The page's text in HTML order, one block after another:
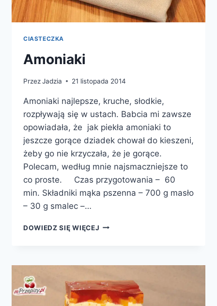
CIASTECZKA
Amoniaki
PrzezJadzia 21 listopada 2014
Amoniaki najlepsze, kruche, słodkie,
rozpływają się w ustach. Babcia mi zawsze
opowiadała, że jak piekła amoniaki to
jeszcze gorące dziadek chował do kieszeni,
żeby go nie krzyczała, że je gorące.
Polecam, według mnie najsmaczniejsze to
co proste. Czas przygotowania – 60
min. Składniki mąka pszenna – 700 g masło
– 30 g smalec –…
DOWIEDZ SIĘ WIĘCEJ AMONIAKI